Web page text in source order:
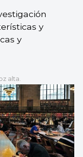
y
y
alta.